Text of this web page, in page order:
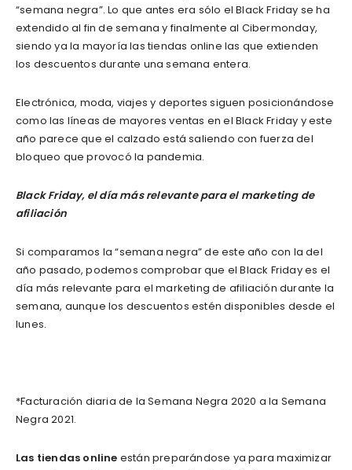
“semana negra”. Lo que antes era sólo el Black Friday se ha
extendido al fin de semana y finalmente al Cibermonday,
siendo ya la mayoría las tiendas online las que extienden
los descuentos durante una semana entera.
Electrónica, moda, viajes y deportes siguen posicionándose
como las líneas de mayores ventas en el Black Friday y este
año parece que el calzado está saliendo con fuerza del
bloqueo que provocó la pandemia.
Black Friday, el día más relevante para el marketing de
afiliación
Si comparamos la “semana negra” de este año con la del
año pasado, podemos comprobar que el Black Friday es el
día más relevante para el marketing de afiliación durante la
semana, aunque los descuentos estén disponibles desde el
lunes.
*Facturación diaria de la Semana Negra 2020 a la Semana
Negra 2021.
Las tiendas online están preparándose ya para maximizar